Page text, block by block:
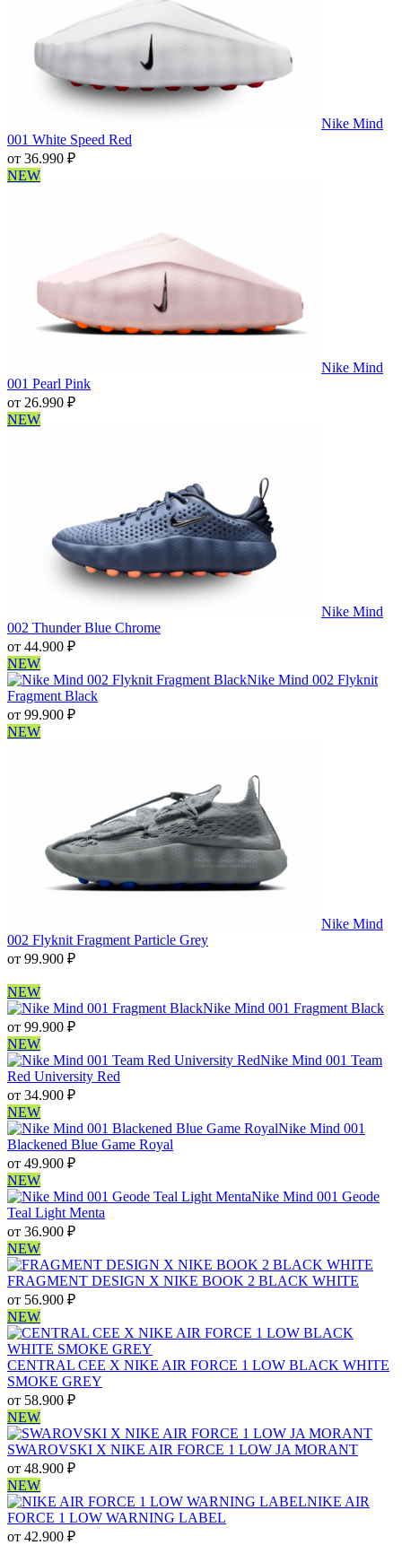
Nike Mind
001 White Speed Red
от 36.990 ₽
NEW
Nike Mind
001 Pearl Pink
от 26.990 ₽
NEW
Nike Mind
002 Thunder Blue Chrome
от 44.900 ₽
NEW
Nike Mind 002 Flyknit
Fragment Black
от 99.900 ₽
NEW
Nike Mind
002 Flyknit Fragment Particle Grey
от 99.900 ₽
NEW
Nike Mind 001 Fragment Black
от 99.900 ₽
NEW
Nike Mind 001 Team
Red University Red
от 34.900 ₽
NEW
Nike Mind 001
Blackened Blue Game Royal
от 49.900 ₽
NEW
Nike Mind 001 Geode
Teal Light Menta
от 36.900 ₽
NEW
FRAGMENT DESIGN X NIKE BOOK 2 BLACK WHITE
от 56.900 ₽
NEW
CENTRAL CEE X NIKE AIR FORCE 1 LOW BLACK WHITE
SMOKE GREY
от 58.900 ₽
NEW
SWAROVSKI X NIKE AIR FORCE 1 LOW JA MORANT
от 48.900 ₽
NEW
NIKE AIR
FORCE 1 LOW WARNING LABEL
от 42.900 ₽